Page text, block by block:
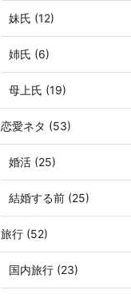
妹氏 (12)
姉氏 (6)
母上氏 (19)
恋愛ネタ (53)
婚活 (25)
結婚する前 (25)
旅行 (52)
国内旅行 (23)